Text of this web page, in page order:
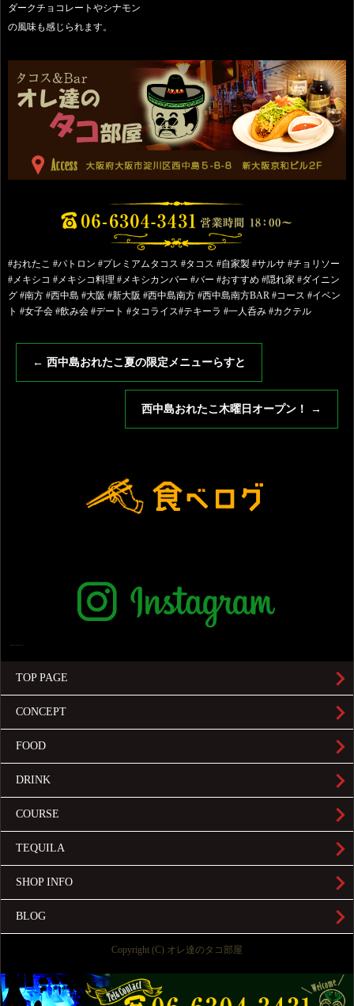
ダークチョコレートやシナモン
の風味も感じられます。
#おれたこ #パトロン #プレミアムタコス #タコス #自家製 #サルサ #チョリソー
#メキシコ #メキシコ料理 #メキシカンバー #バー #おすすめ #隠れ家 #ダイニン
グ #南方 #西中島 #大阪 #新大阪 #西中島南方 #西中島南方BAR #コース #イベン
ト #女子会 #飲み会 #デート #タコライス#テキーラ #一人呑み #カクテル
← 西中島おれたこ夏の限定メニューらすと
西中島おれたこ木曜日オープン！ →
TOP PAGE
CONCEPT
FOOD
DRINK
COURSE
TEQUILA
SHOP INFO
BLOG
Copyright (C) オレ達のタコ部屋